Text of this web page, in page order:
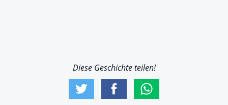
Diese Geschichte teilen!